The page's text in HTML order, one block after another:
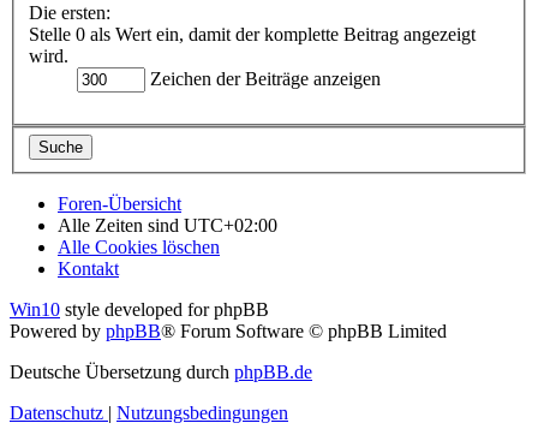
Die ersten:
Stelle 0 als Wert ein, damit der komplette Beitrag angezeigt
wird.
Zeichen der Beiträge anzeigen
Foren-Übersicht
Alle Zeiten sind UTC+02:00
Alle Cookies löschen
Kontakt
Win10 style developed for phpBB
Powered by phpBB® Forum Software © phpBB Limited
Deutsche Übersetzung durch phpBB.de
Datenschutz | Nutzungsbedingungen